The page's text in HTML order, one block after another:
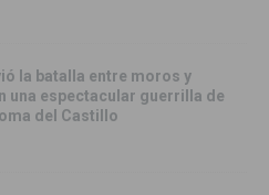
la batalla entre moros y
una espectacular guerrilla de
del Castillo